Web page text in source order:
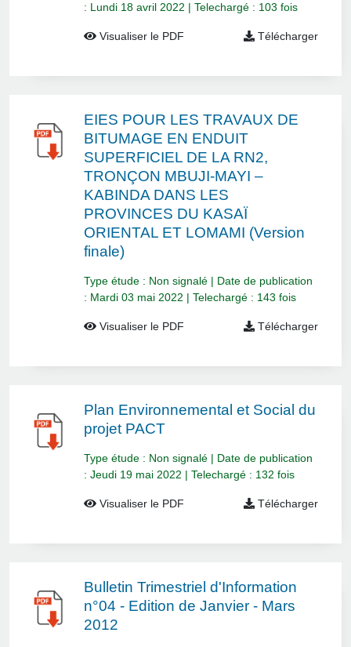
: Lundi 18 avril 2022 | Telechargé : 103 fois
Visualiser le PDF Télécharger
EIES POUR LES TRAVAUX DE
BITUMAGE EN ENDUIT
SUPERFICIEL DE LA RN2,
TRONÇON MBUJI-MAYI –
KABINDA DANS LES
PROVINCES DU KASAÏ
ORIENTAL ET LOMAMI (Version
finale)
Type étude : Non signalé | Date de publication
: Mardi 03 mai 2022 | Telechargé : 143 fois
Visualiser le PDF Télécharger
Plan Environnemental et Social du
projet PACT
Type étude : Non signalé | Date de publication
: Jeudi 19 mai 2022 | Telechargé : 132 fois
Visualiser le PDF Télécharger
Bulletin Trimestriel d'Information
n°04 - Edition de Janvier - Mars
2012